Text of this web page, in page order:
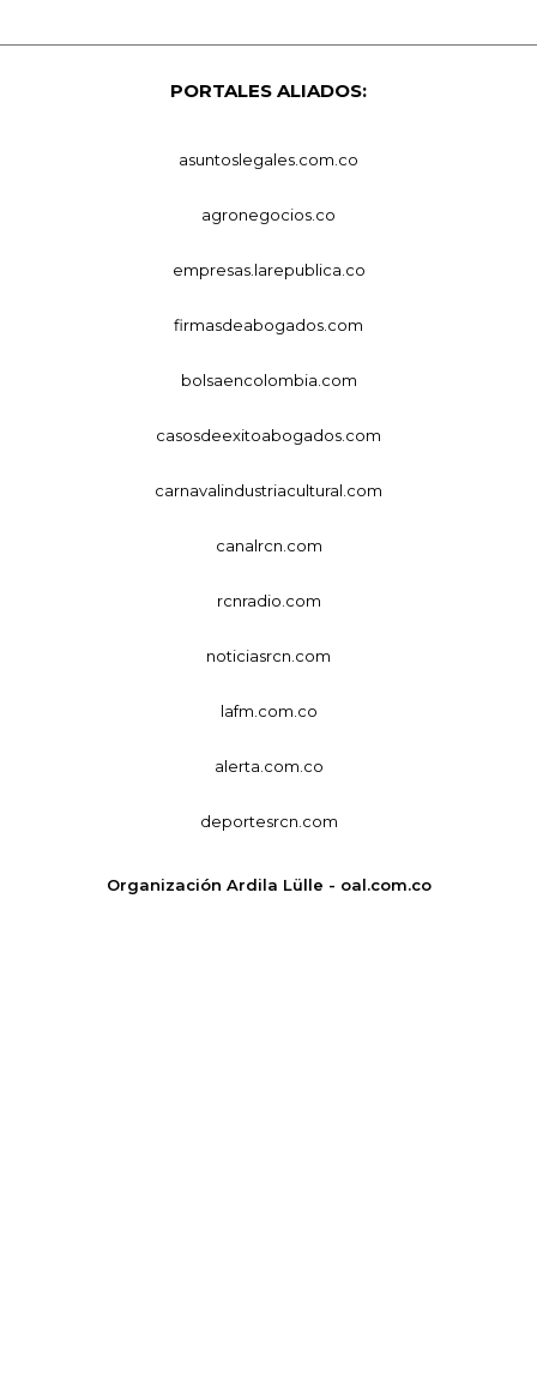
PORTALES ALIADOS:
asuntoslegales.com.co
agronegocios.co
empresas.larepublica.co
firmasdeabogados.com
bolsaencolombia.com
casosdeexitoabogados.com
carnavalindustriacultural.com
canalrcn.com
rcnradio.com
noticiasrcn.com
lafm.com.co
alerta.com.co
deportesrcn.com
Organización Ardila Lülle - oal.com.co